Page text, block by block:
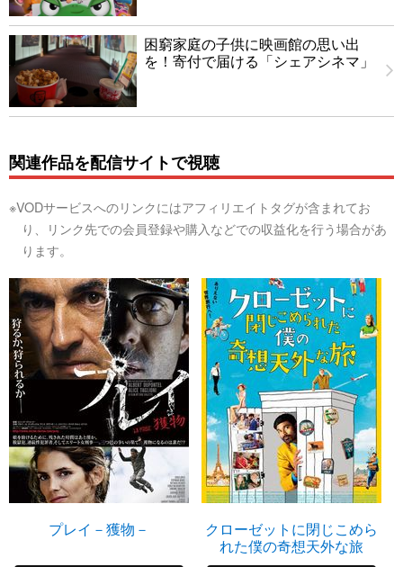
困窮家庭の子供に映画館の思い出
を！寄付で届ける「シェアシネマ」
関連作品を配信サイトで視聴
※VODサービスへのリンクにはアフィリエイトタグが含まれてお
り、リンク先での会員登録や購入などでの収益化を行う場合があ
ります。
プレイ－獲物－
クローゼットに閉じこめら
れた僕の奇想天外な旅